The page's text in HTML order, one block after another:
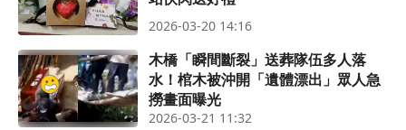
2026-03-20 14:16
木橋「瞬間斷裂」送葬隊伍多人落
水！棺木被沖開「遺體漂出」眾人急
撈畫面曝光
2026-03-21 11:32